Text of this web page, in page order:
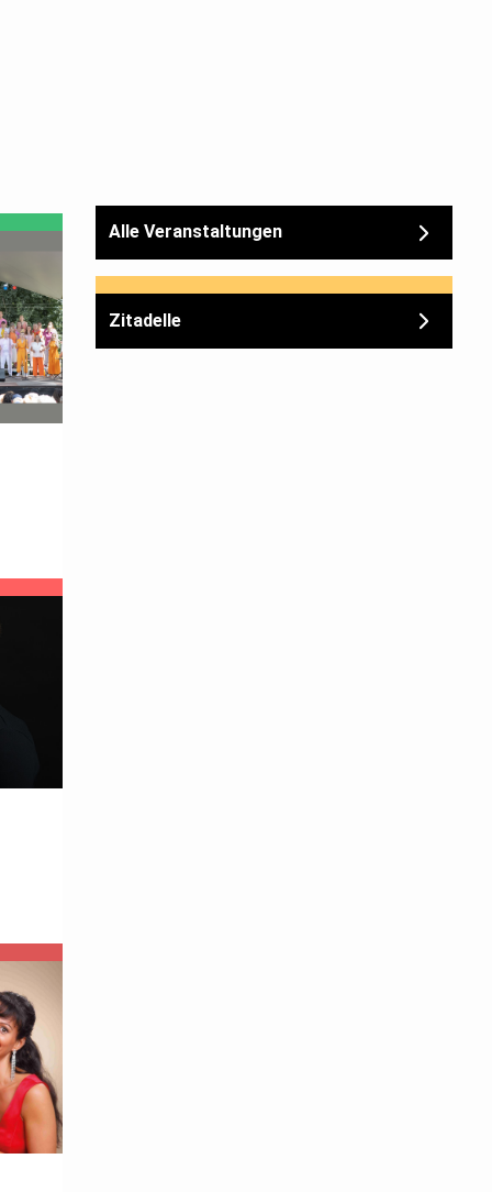
Alle Veranstaltungen
Zitadelle